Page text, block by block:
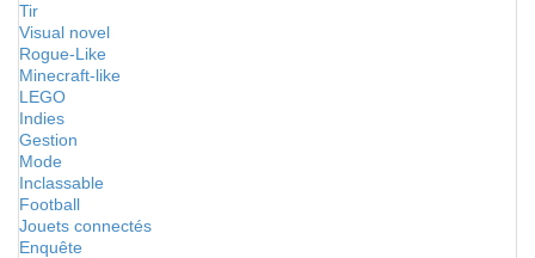
Tir
Visual novel
Rogue-Like
Minecraft-like
LEGO
Indies
Gestion
Mode
Inclassable
Football
Jouets connectés
Enquête